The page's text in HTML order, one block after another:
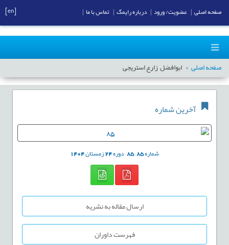
صفحه اصلی ابوافضل زارع استریجی
آخرین شماره
شماره85
,
85 دوره24زمستان1404
ارسال مقاله به نشریه
فهرست داوران
صفحه اصلی عضویت/ ورود درباره رایمگ تماس با ما